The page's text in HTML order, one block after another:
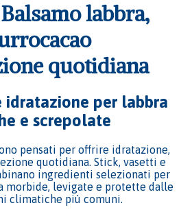
labbra,
quotidiana
idratazione per labbra
e screpolate
pensati per offrire idratazione,
quotidiana. Stick, vasetti e
ingredienti selezionati per
morbide, levigate e protette dalle
climatiche più comuni.